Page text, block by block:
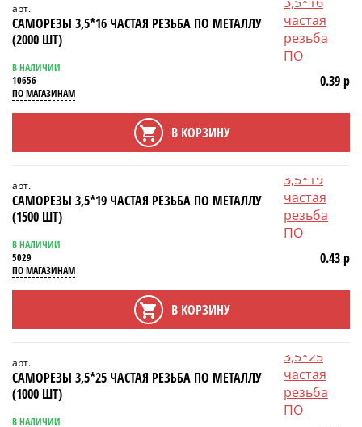
арт.
САМОРЕЗЫ 3,5*16 ЧАСТАЯ РЕЗЬБА ПО МЕТАЛЛУ
(2000 ШТ)
В НАЛИЧИИ
10656
ПО МАГАЗИНАМ
0.39 р
В КОРЗИНУ
арт.
САМОРЕЗЫ 3,5*19 ЧАСТАЯ РЕЗЬБА ПО МЕТАЛЛУ
(1500 ШТ)
В НАЛИЧИИ
5029
ПО МАГАЗИНАМ
0.43 р
В КОРЗИНУ
арт.
САМОРЕЗЫ 3,5*25 ЧАСТАЯ РЕЗЬБА ПО МЕТАЛЛУ
(1000 ШТ)
В НАЛИЧИИ